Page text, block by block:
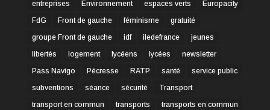
entreprises
Environnement espaces verts
Europacity
FdG
Front de gauche féminisme
gratuité
groupe Front de gauche
idf iledefrance
jeunes
libertés
logement lycéens lycées
newsletter
Pass Navigo
Pécresse RATP santé
service public
subventions
séance sécurité
Transport
transport en commun
transports
transports en commun